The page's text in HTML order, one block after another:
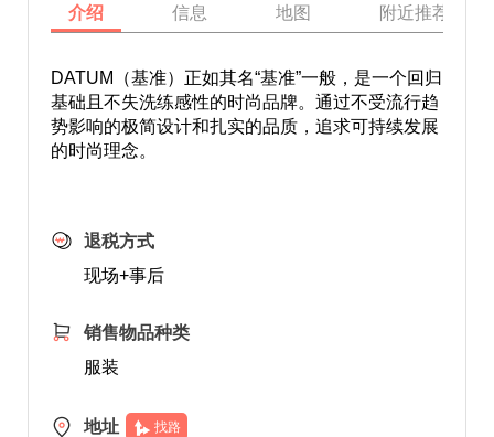
介绍 信息 地图 附近推荐景点
DATUM（基准）正如其名“基准”一般，是一个回归
基础且不失洗练感性的时尚品牌。通过不受流行趋
势影响的极简设计和扎实的品质，追求可持续发展
的时尚理念。
退税方式
现场+事后
销售物品种类
服装
地址 找路